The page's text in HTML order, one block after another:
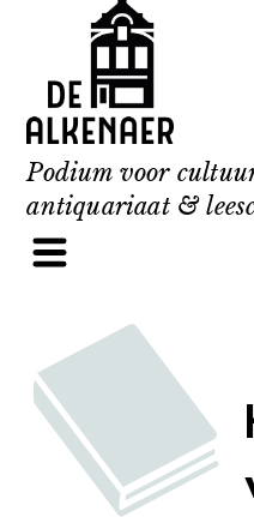
content
Podium voor
antiquariaat &